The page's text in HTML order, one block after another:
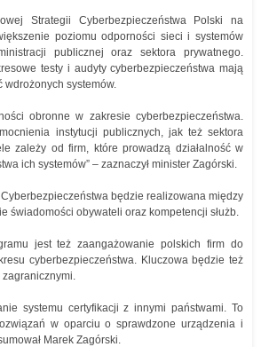
Strategii Cyberbezpieczeństwa Polski na
poziomu odporności sieci i systemów
publicznej oraz sektora prywatnego.
testy i audyty cyberbezpieczeństwa mają
systemów.
obronne w zakresie cyberbezpieczeństwa.
instytucji publicznych, jak też sektora
zależy od firm, które prowadzą działalność w
ich systemów” – zaznaczył minister Zagórski.
będzie realizowana między
świadomości obywateli oraz kompetencji służb.
jest też zaangażowanie polskich firm do
cyberbezpieczeństwa. Kluczowa będzie też
systemu certyfikacji z innymi państwami. To
w oparciu o sprawdzone urządzenia i
Marek Zagórski.